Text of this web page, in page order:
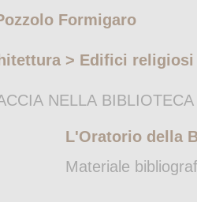
Formigaro
> Edifici religiosi
NELLA
L'Oratorio della
Materiale